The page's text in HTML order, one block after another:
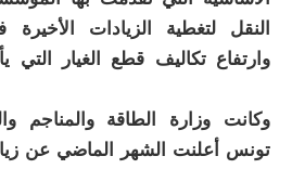
النقل لتغطية الزيادات
وارتفاع تكاليف قطع الغيار
وكانت وزارة الطاقة والمناجم
تونس أعلنت الشهر الماضي عن